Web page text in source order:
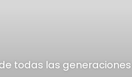
todas las